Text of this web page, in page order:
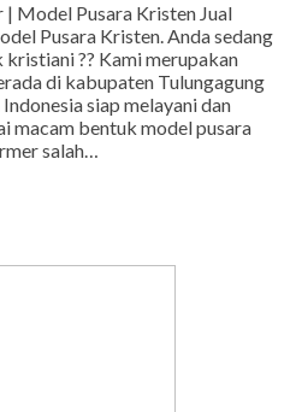
Model Pusara Kristen Jual
Pusara Kristen. Anda sedang
?? Kami merupakan
di kabupaten Tulungagung
siap melayani dan
macam bentuk model pusara
salah…